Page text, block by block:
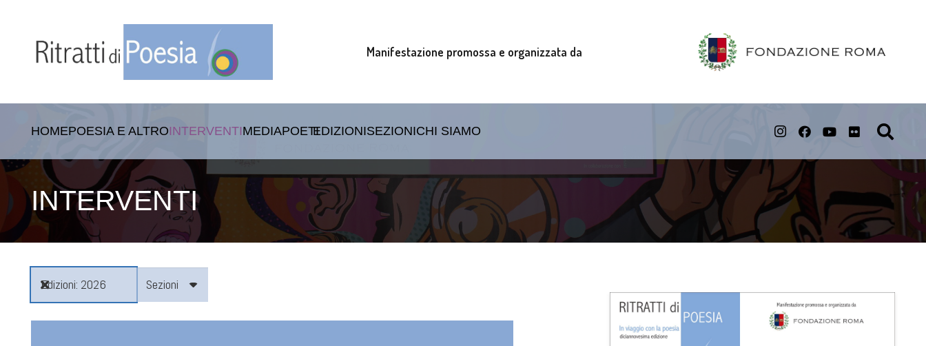
Manifestazione promossa e organizzata da
HOMEPOESIA E ALTROINTERVENTIMEDIAPOETIEDIZIONISEZIONICHI SIAMO
INTERVENTI
Edizioni 2026 Sezioni